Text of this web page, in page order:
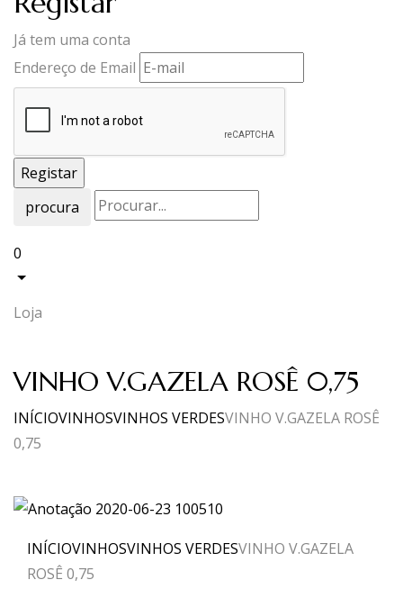
Já tem uma conta
Endereço de Email
procura
0
Loja
VINHO V.GAZELA ROSÊ 0,75
INÍCIOVINHOSVINHOS VERDESVINHO V.GAZELA ROSÊ
0,75
INÍCIOVINHOSVINHOS VERDESVINHO V.GAZELA
ROSÊ 0,75